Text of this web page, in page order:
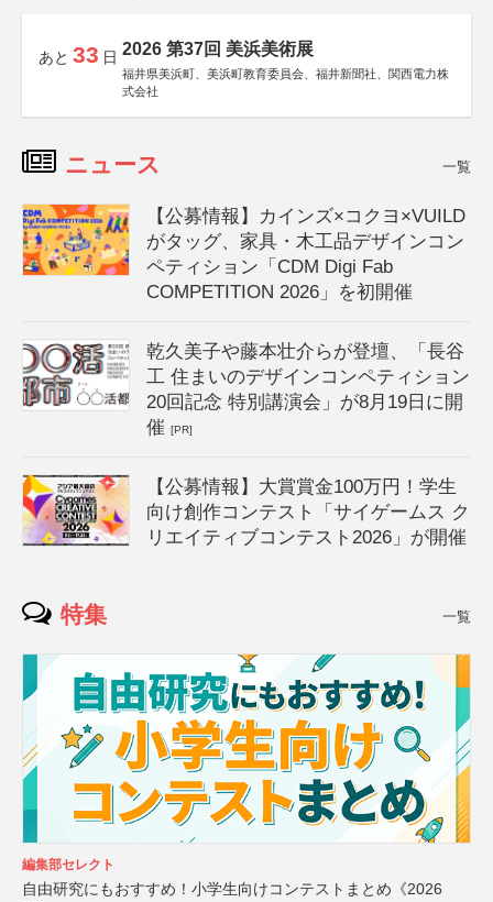
あと 33 日 2026 第37回 美浜美術展
福井県美浜町、美浜町教育委員会、福井新聞社、関西電力株
式会社
ニュース 一覧
【公募情報】カインズ×コクヨ×VUILD
がタッグ、家具・木工品デザインコン
ペティション「CDM Digi Fab
COMPETITION 2026」を初開催
乾久美子や藤本壮介らが登壇、「長谷
工 住まいのデザインコンペティション
20回記念 特別講演会」が8月19日に開
催[PR]
【公募情報】大賞賞金100万円！学生
向け創作コンテスト「サイゲームス ク
リエイティブコンテスト2026」が開催
特集 一覧
編集部セレクト
自由研究にもおすすめ！小学生向けコンテストまとめ《2026